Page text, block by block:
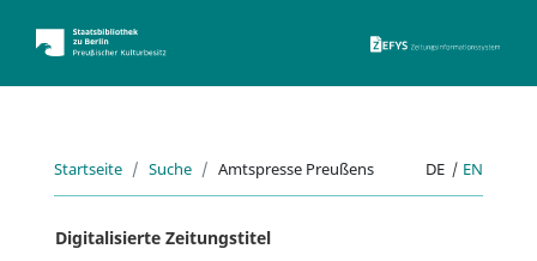
Startseite Suche Amtspresse Preußens DE | EN
Digitalisierte Zeitungstitel